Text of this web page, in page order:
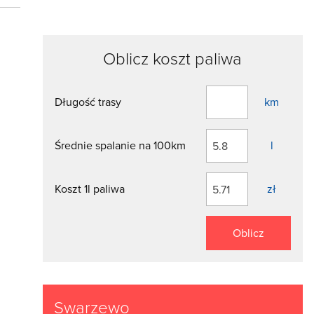
Oblicz koszt paliwa
Długość trasy km
Średnie spalanie na 100km l
Koszt 1l paliwa zł
Oblicz
Swarzewo